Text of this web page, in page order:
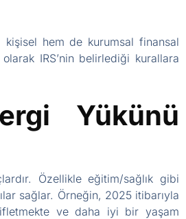
kişisel hem de kurumsal finansal
IRS’nin belirlediği kurallara
Yükünü
Özellikle eğitim/sağlık gibi
sağlar. Örneğin, 2025 itibarıyla
ve daha iyi bir yaşam